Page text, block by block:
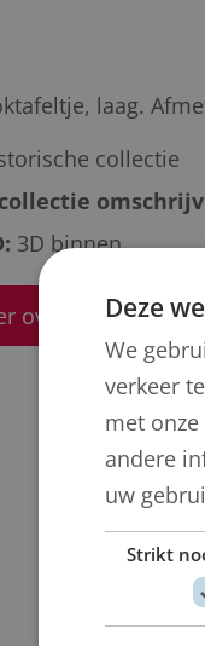
laag.
collectie
3D binnen
over dit Deze
We
verkeer
met
andere
uw
Strikt